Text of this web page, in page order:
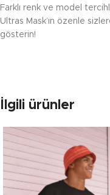
Farklı renk ve model
Ultras Mask’ın özenle
gösterin!
İlgili ürünler